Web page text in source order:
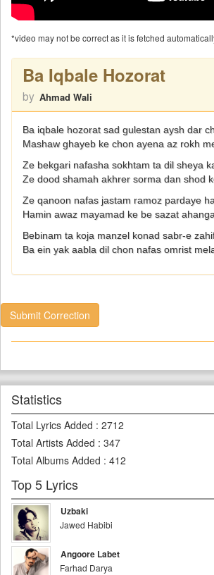
*video may not be correct as it is fetched
Ba Iqbale Hozorat
by Ahmad Wali
Ba iqbale hozorat sad gulestan aysh dar
Mashaw ghayeb ke chon ayena az rokh
Ze bekgari nafasha sokhtam ta dil sheya
Ze dood shamah akhrer sorma dan shod
Ze qanoon nafas jastam ramoz pardaye
Hamin awaz mayamad ke be sazat
Bebinam ta koja manzel konad sabr-e
Ba ein yak aabla dil chon nafas omrist
Submit Correction
Statistics
Total Lyrics Added : 2712
Total Artists Added : 347
Total Albums Added : 412
Top 5 Lyrics
Uzbaki
Jawed Habibi
Angoore Labet
Farhad Darya